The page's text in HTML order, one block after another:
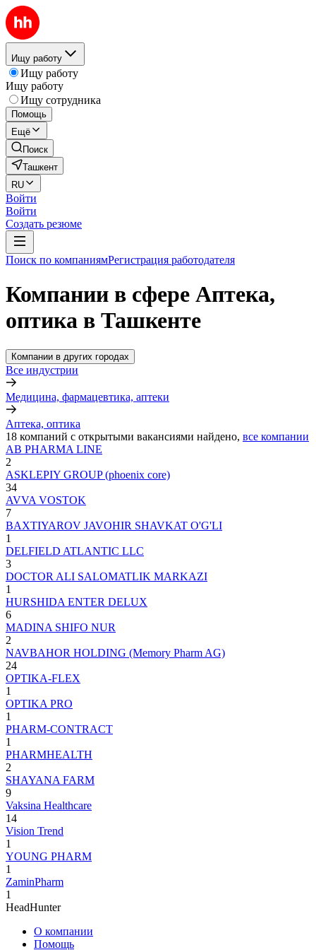
Ищу работу
Ищу работу
Ищу работу
Ищу сотрудника
Помощь
Ещё
Поиск
Ташкент
RU
Войти
Войти
Создать резюме
Поиск по компаниямРегистрация работодателя
Компании в сфере Аптека,
оптика в Ташкенте
Компании в других городах
Все индустрии
Медицина, фармацевтика, аптеки
Аптека, оптика
18 компаний с открытыми вакансиями найдено, все компании
AB PHARMA LINE
2
ASKLEPIY GROUP (phoenix core)
34
AVVA VOSTOK
7
BAXTIYAROV JAVOHIR SHAVKAT O'G'LI
1
DELFIELD ATLANTIC LLC
3
DOCTOR ALI SALOMATLIK MARKAZI
1
HURSHIDA ENTER DELUX
6
MADINA SHIFO NUR
2
NAVBAHOR HOLDING (Memory Pharm AG)
24
OPTIKA-FLEX
1
OPTIKA PRO
1
PHARM-CONTRACT
1
PHARMHEALTH
2
SHAYANA FARM
9
Vaksina Healthcare
14
Vision Trend
1
YOUNG PHARM
1
ZaminPharm
1
HeadHunter
О компании
Помощь